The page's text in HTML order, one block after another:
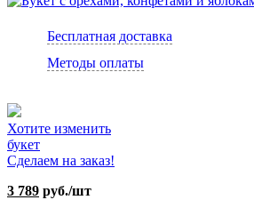
Бесплатная доставка
Методы оплаты
Хотите изменить
букет
Сделаем на заказ!
3 789 руб./шт